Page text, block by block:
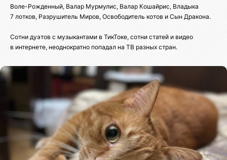
Воле-Рожденный, Валар Мурмулис, Валар Кошайрис, Владыка
7 лотков, Разрушитель Миров, Освободитель котов и Сын Дракона.
Сотни дуэтов с музыкантами в ТикТоке, сотни статей и видео
в интернете, неоднократно попадал на ТВ разных стран.